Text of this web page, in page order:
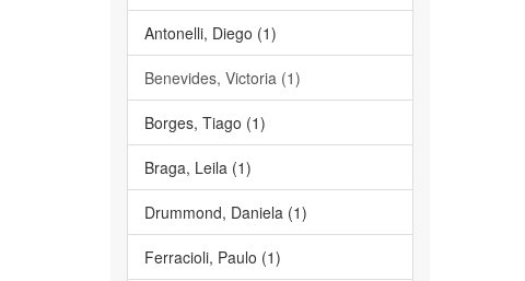
Antonelli, Diego (1)
Benevides, Victoria (1)
Borges, Tiago (1)
Braga, Leila (1)
Drummond, Daniela (1)
Ferracioli, Paulo (1)